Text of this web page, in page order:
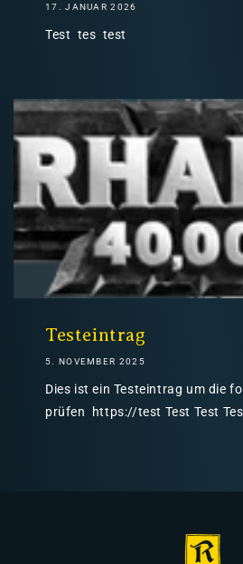
17. JANUAR 2026
Test tes test
Testeintrag
5. NOVEMBER 2025
Dies ist ein Testeintrag um die
prüfen https://test Test Test